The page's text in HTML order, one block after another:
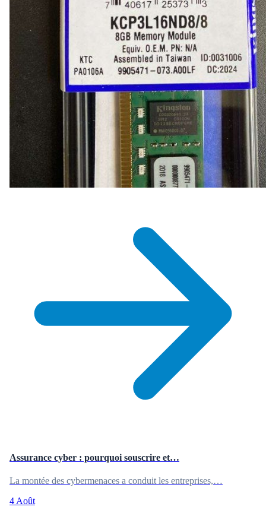
Assurance cyber : pourquoi souscrire et…
La montée des cybermenaces a conduit les entreprises,…
4 Août